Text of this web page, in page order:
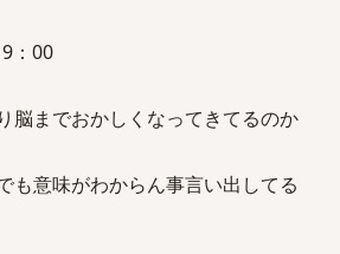
：00
脳までおかしくなってきてるのか
も意味がわからん事言い出してる